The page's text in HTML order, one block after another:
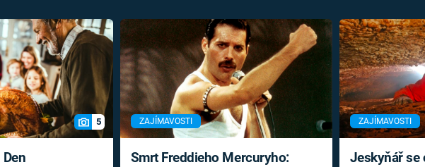
5 ZAJÍMAVOSTI
Smrt Freddieho Mercuryho:
ZAJÍMAVOSTI
Jeskyňář se